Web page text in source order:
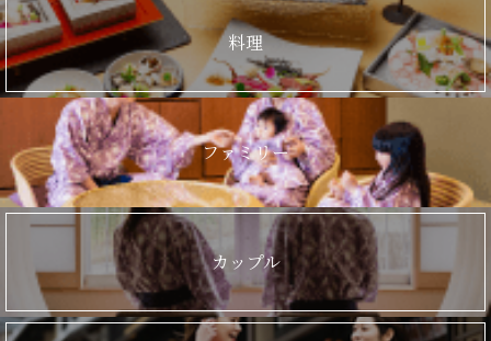
料理
ファミリー
カップル